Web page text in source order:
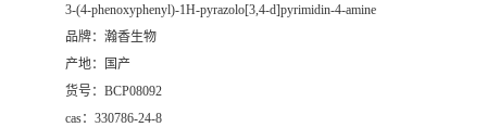
3-(4-phenoxyphenyl)-1H-pyrazolo[3,4-d]pyrimidin-4-amine
品牌： 瀚香生物
产地：
国产
货号： BCP08092
cas： 330786-24-8